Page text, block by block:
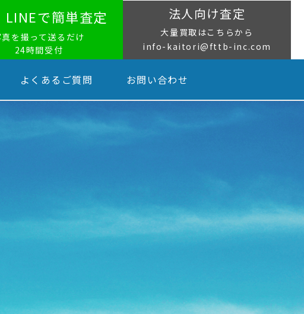
LINEで簡単査定
真を撮って送るだけ
24時間受付
法人向け査定
大量買取はこちらから
info-kaitori@fttb-inc.com
よくあるご質問 お問い合わせ